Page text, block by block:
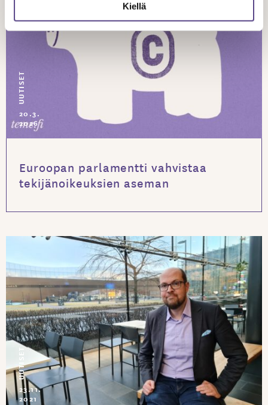
Kiellä
UUTISET
20.3.
2026
Euroopan parlamentti vahvistaa
tekijänoikeuksien aseman
UUTISET
23.11.
2021